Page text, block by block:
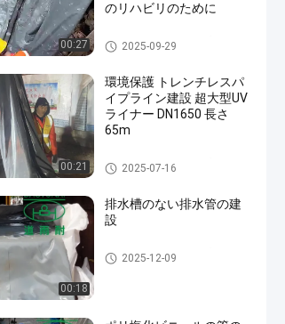
00:27
のリハビリのために
トレンチレスのパイプライン
の構造
2025-09-29
00:21
環境保護 トレンチレスパ
イプライン建設 超大型UV
ライナー DN1650 長さ
65m
トレンチレスのパイプライン
の構造
2025-07-16
00:18
排水槽のない排水管の建
設
トレンチレスのパイプライン
の構造
2025-12-09